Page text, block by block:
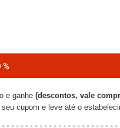
%
e ganhe (descontos, vale
cupom e leve até o